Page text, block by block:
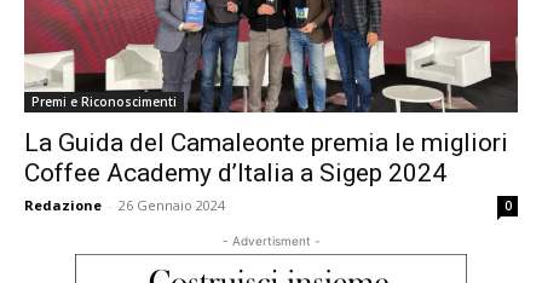
Premi e Riconoscimenti
La Guida del Camaleonte premia le migliori
Coffee Academy d’Italia a Sigep 2024
Redazione - 26 Gennaio 2024 0
- Advertisment -